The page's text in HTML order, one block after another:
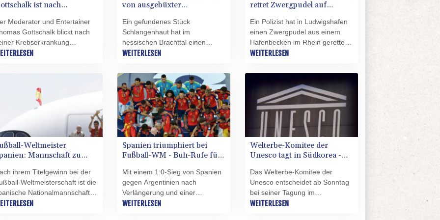
Warum die Tiere starben, war
konkurrieren.
ist nach
Moderator und Entertainer
Gottschalk blickt nach
Krebserkrankung
optimistisch in die
Vorabmeldung vom
Es gehe ihm den
entsprechend gut.
Therapien schlagen an, die
werden zunehmend
fügte er hinzu.
von ausgebüxter
entdeckt
Ein gefundenes Stück
Schlangenhaut hat im
hessischen Brachttal einen
Polizeieinsatz ausgelöst. Die
von einem ausgebüxten
Königspython, teilten die
Beamten am Mittwoch in
Offenbach mit. Demnach
entdeckte eine Anwohnerin das
Stück Haut am Dienstag auf
ihrem Grundstück und rief die
Polizei.
WEITERLESEN
rettet Zwergpudel auf
Pfalz
Ein Polizist hat in Ludwigshafen
einen Zwergpudel aus einem
Hafenbecken im Rhein gerettet.
Wie die örtliche Polizei mitteilte,
Zwergpudel am Dienstag in der
rheinland-pfälzischen Stadt
spazieren, als sich einer der
Hunde los riss und davon lief.
Mehrere Polizisten suchten
daraufhin nach dem
ausgebüxten Hund.
WEITERLESEN
Weltmeister
Mannschaft zu
ihrem Titelgewinn bei der
Weltmeisterschaft ist die
Nationalmannschaft in
Heimat zurückgekehrt. Ihre
Spanien triumphiert bei
Fußball-WM - Buh-Rufe für
Mit einem 1:0-Sieg von Spanien
gegen Argentinien nach
Verlängerung und einer
spektakulären Halbzeitshow ist
WEITERLESEN
Welterbe-Komitee der
Unesco tagt in Südkorea -
nominiert
Das Welterbe-Komitee der
Unesco entscheidet ab Sonntag
bei seiner Tagung im
südkoreanischen Busan unter
WEITERLESEN